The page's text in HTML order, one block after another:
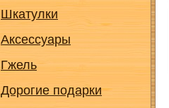
Шкатулки
Аксессуары
Гжель
Дорогие подарки